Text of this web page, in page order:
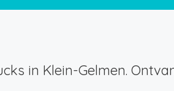
in Klein-Gelmen.